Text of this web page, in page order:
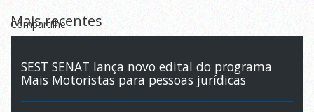
Compartilhe:
Mais recentes
SEST SENAT lança novo edital do programa
Mais Motoristas para pessoas jurídicas